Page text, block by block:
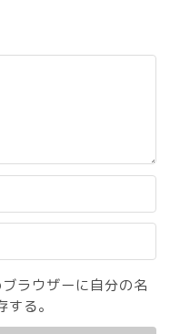
ラウザーに自分の名
る。